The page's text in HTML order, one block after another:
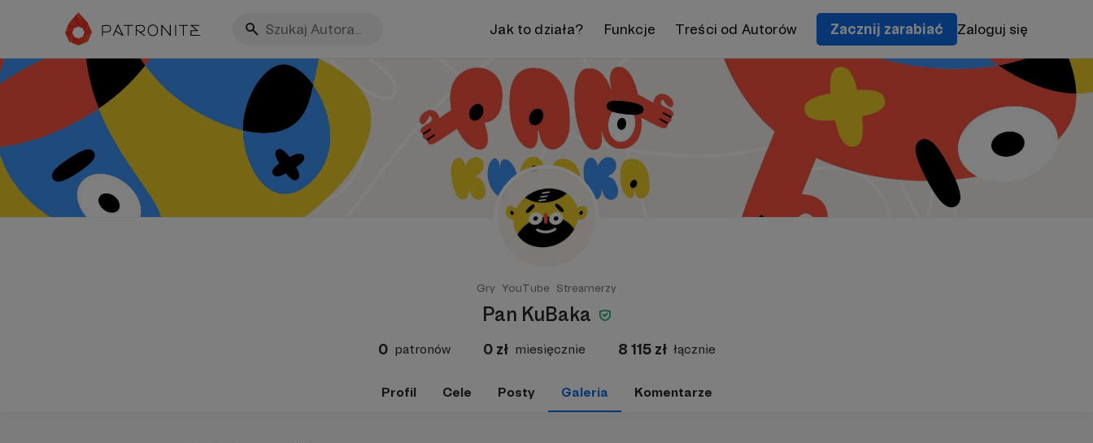
Jak to działa? Funkcje Treści od Autorów Zacznij zarabiać Zaloguj się
Gry YouTube Streamerzy
Pan KuBaka
0 patronów 0 zł miesięcznie 8 115 zł łącznie
Profil Cele Posty Galeria Komentarze